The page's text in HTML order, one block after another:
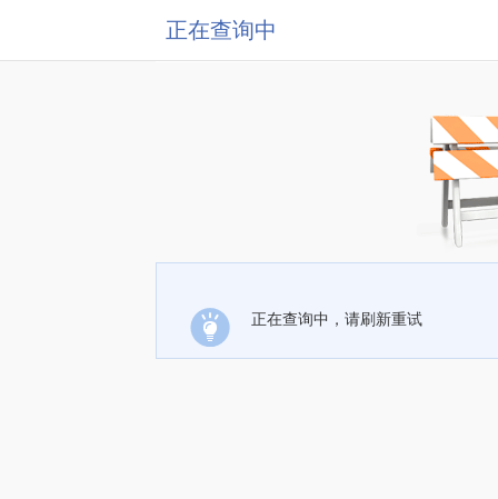
正在查询中
正在查询中，请刷新重试